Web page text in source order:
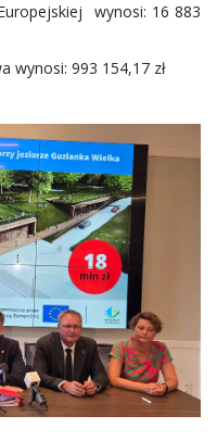
wynosi: 16 883
wynosi: 993 154,17 zł